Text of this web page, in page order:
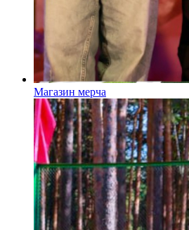
Магазин мерча